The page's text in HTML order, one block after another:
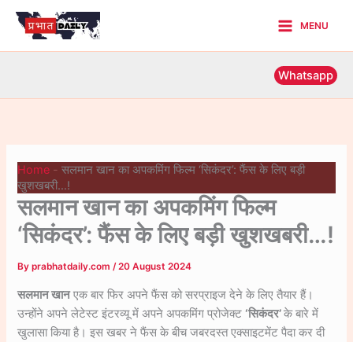
Skip
Menu
MENU
Whatsapp
Home -सलमान खान का अपकमिंग फिल्म ‘सिकंदर’: फैंस के लिए बड़ी
खुशखबरी…!
सलमान खान का अपकमिंग फिल्म
‘सिकंदर’: फैंस के लिए बड़ी खुशखबरी…!
Byprabhatdaily.com/20 August 2024
सलमान खानएक बार फिर अपने फैंस को सरप्राइज देने के लिए तैयार हैं।
उन्होंने अपने लेटेस्ट इंटरव्यू में अपने अपकमिंग प्रोजेक्ट ‘सिकंदर’के बारे में
खुलासा किया है। इस खबर ने फैंस के बीच जबरदस्त एक्साइटमेंट पैदा कर दी